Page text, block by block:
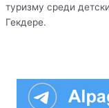
туризму среди
Гекдере.